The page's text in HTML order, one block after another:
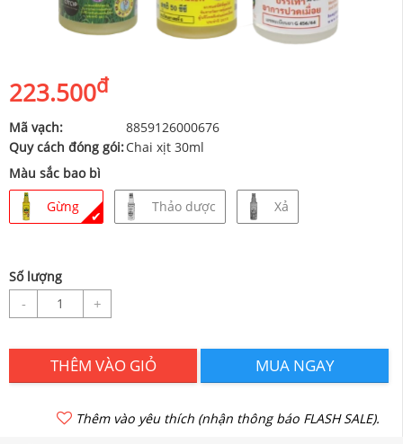
223.500đ
Mã vạch:
8859126000676
Quy cách đóng gói:Chai xịt 30ml
Màu sắc bao bì
Gừng
✔
Thảo dược Xả
Số lượng
- +
THÊM VÀO GIỎ MUA NGAY
Thêm vào yêu thích (nhận thông báo FLASH SALE).